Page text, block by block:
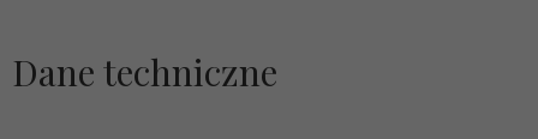
Dane techniczne